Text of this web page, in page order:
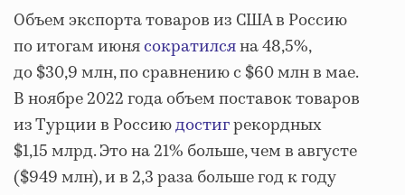
Объем экспорта товаров из США в Россию
по итогам июнясократилсяна 48,5%,
до $30,9 млн, по сравнению с $60 млн в мае.
В ноябре 2022 года объем поставок товаров
из Турции в Россиюдостигрекордных
$1,15 млрд. Это на 21% больше, чем в августе
($949 млн), и в 2,3 раза больше год к году